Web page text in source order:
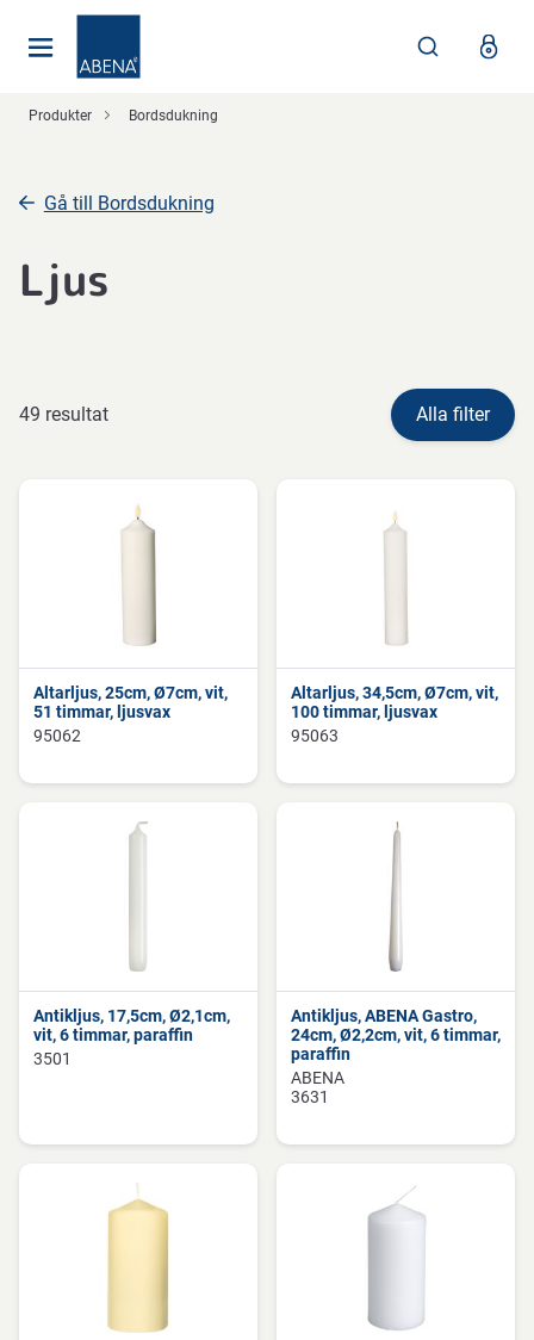
Produkter Bordsdukning
Gå till Bordsdukning
Ljus
49 resultat Alla filter
Altarljus, 25cm, Ø7cm, vit,
51 timmar, ljusvax
95062
Altarljus, 34,5cm, Ø7cm, vit,
100 timmar, ljusvax
95063
Antikljus, 17,5cm, Ø2,1cm,
vit, 6 timmar, paraffin
3501
Antikljus, ABENA Gastro,
24cm, Ø2,2cm, vit, 6 timmar,
paraffin
ABENA
3631